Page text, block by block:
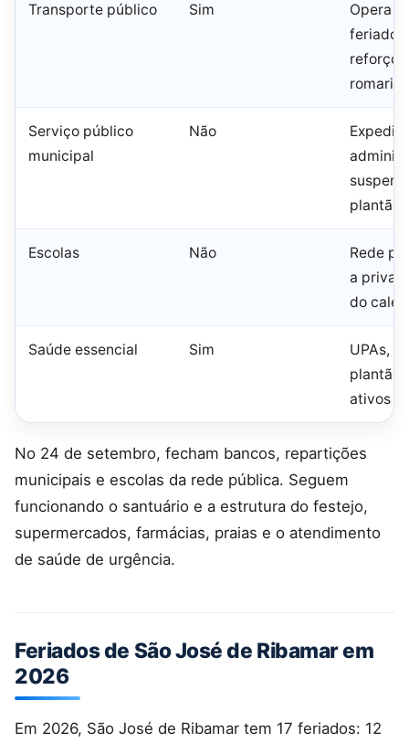
Transporte público Sim
Opera
feriado,
reforço
romaria
Serviço público
municipal
Não
plantão
Escolas Não
Rede
a
do
Saúde essencial Sim
UPAs,
plantão
ativos
No 24 de setembro, fecham bancos, repartições
municipais e escolas da rede pública. Seguem
funcionando o santuário e a estrutura do festejo,
supermercados, farmácias, praias e o atendimento
de saúde de urgência.
Feriados de São José de Ribamar em
2026
Em 2026, São José de Ribamar tem 17 feriados: 12